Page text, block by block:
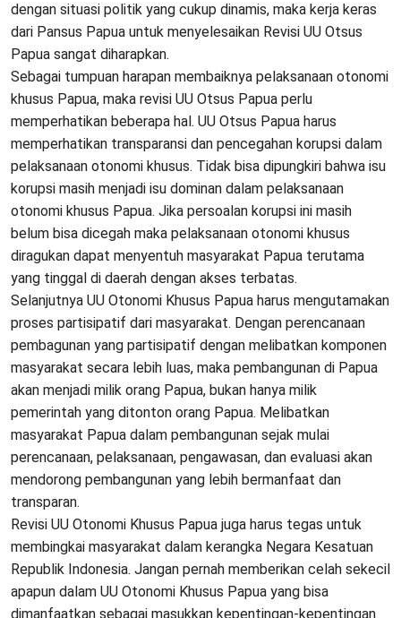
dengan situasi politik yang cukup dinamis, maka kerja keras
dari Pansus Papua untuk menyelesaikan Revisi UU Otsus
Papua sangat diharapkan.
Sebagai tumpuan harapan membaiknya pelaksanaan otonomi
khusus Papua, maka revisi UU Otsus Papua perlu
memperhatikan beberapa hal. UU Otsus Papua harus
memperhatikan transparansi dan pencegahan korupsi dalam
pelaksanaan otonomi khusus. Tidak bisa dipungkiri bahwa isu
korupsi masih menjadi isu dominan dalam pelaksanaan
otonomi khusus Papua. Jika persoalan korupsi ini masih
belum bisa dicegah maka pelaksanaan otonomi khusus
diragukan dapat menyentuh masyarakat Papua terutama
yang tinggal di daerah dengan akses terbatas.
Selanjutnya UU Otonomi Khusus Papua harus mengutamakan
proses partisipatif dari masyarakat. Dengan perencanaan
pembagunan yang partisipatif dengan melibatkan komponen
masyarakat secara lebih luas, maka pembangunan di Papua
akan menjadi milik orang Papua, bukan hanya milik
pemerintah yang ditonton orang Papua. Melibatkan
masyarakat Papua dalam pembangunan sejak mulai
perencanaan, pelaksanaan, pengawasan, dan evaluasi akan
mendorong pembangunan yang lebih bermanfaat dan
transparan.
Revisi UU Otonomi Khusus Papua juga harus tegas untuk
membingkai masyarakat dalam kerangka Negara Kesatuan
Republik Indonesia. Jangan pernah memberikan celah sekecil
apapun dalam UU Otonomi Khusus Papua yang bisa
dimanfaatkan sebagai masukkan kepentingan-kepentingan